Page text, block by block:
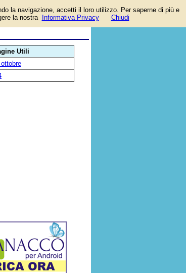
Utili
la navigazione, accetti il loro utilizzo. Per saperne di più e
la nostra
Informativa Privacy Chiudi